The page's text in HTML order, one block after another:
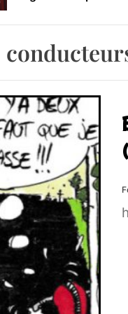
Retrouvez-nous au